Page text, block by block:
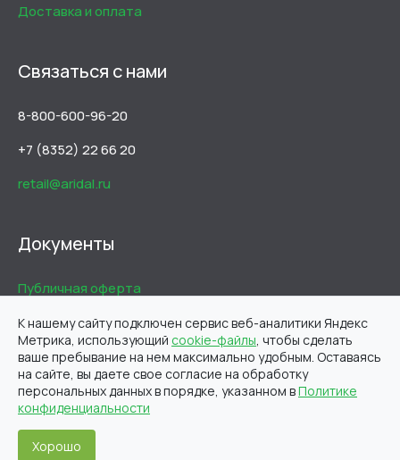
Доставка и оплата
Связаться с нами
8-800-600-96-20
+7 (8352) 22 66 20
retail@aridal.ru
Документы
Публичная оферта
Пользовательское соглашение
Политика конфиденциальности
Юридическая информация
К нашему сайту подключен сервис веб-аналитики Яндекс
Метрика, использующий cookie-файлы, чтобы сделать
ваше пребывание на нем максимально удобным. Оставаясь
на сайте, вы даете свое согласие на обработку
персональных данных в порядке, указанном вПолитике
конфиденциальности
Хорошо